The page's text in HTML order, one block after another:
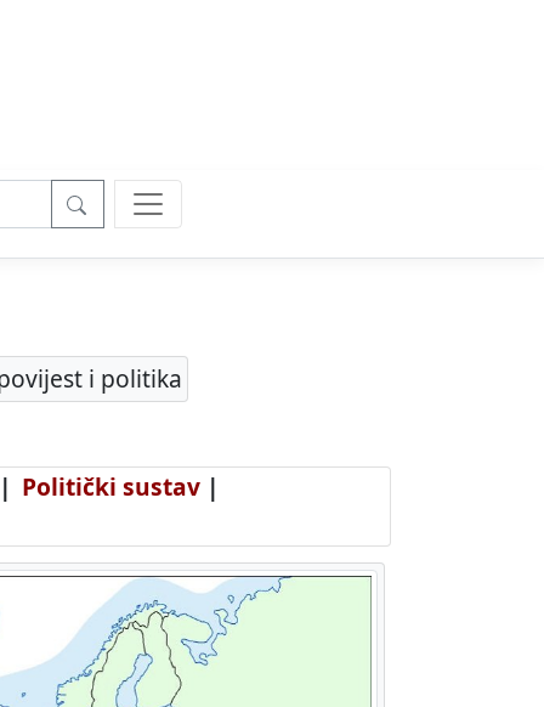
i politika
Politički sustav |